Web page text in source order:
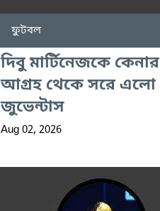
ফুটবল
দিবু মার্টিনেজকে কেনার
আগ্রহ থেকে সরে এলো
জুভেন্টাস
Aug 02, 2026